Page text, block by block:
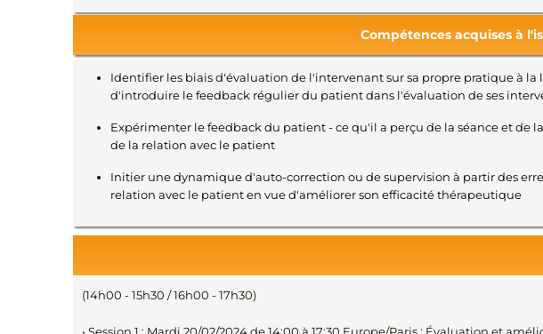
Compétences acquises à
Identifier les biais d'évaluation de l'intervenant sur sa propre pratique à
d'introduire le feedback régulier du patient dans l'évaluation de ses
Expérimenter le feedback du patient - ce qu'il a perçu de la séance et
de la relation avec le patient
Initier une dynamique d'auto-correction ou de supervision à partir des
relation avec le patient en vue d'améliorer son efficacité thérapeutique
(14h00 - 15h30 / 16h00 - 17h30)